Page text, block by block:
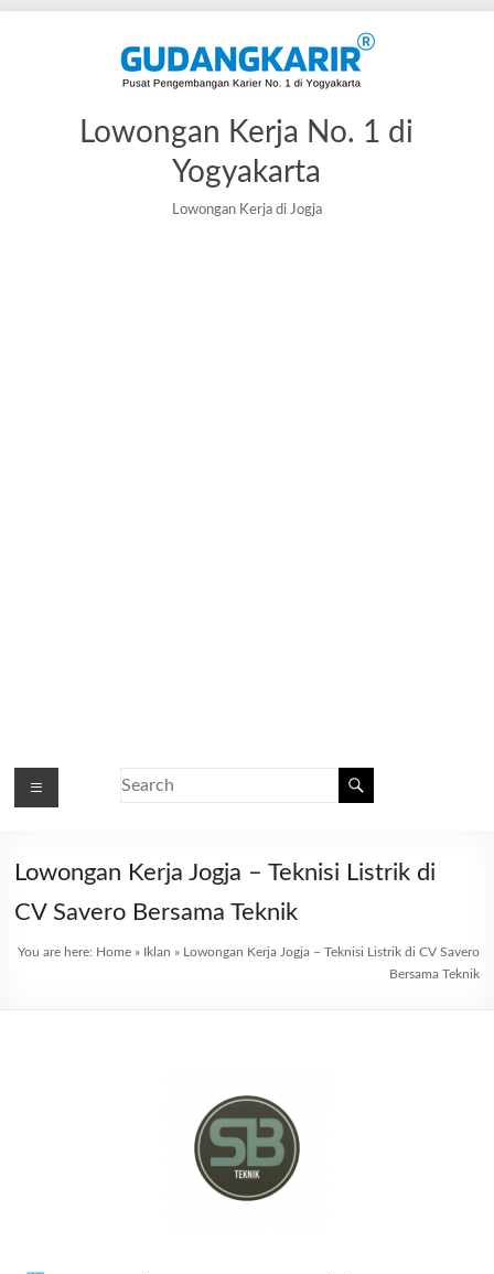
Lowongan Kerja No. 1 di
Yogyakarta
Lowongan Kerja di Jogja
Lowongan Kerja Jogja – Teknisi Listrik di
CV Savero Bersama Teknik
You are here: Home» Iklan » Lowongan Kerja Jogja – Teknisi Listrik di CV Savero
Bersama Teknik